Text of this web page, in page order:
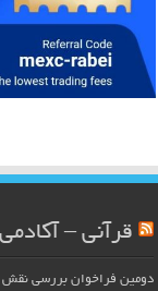
قرآنی –
دومین فراخوان بررسی نقش